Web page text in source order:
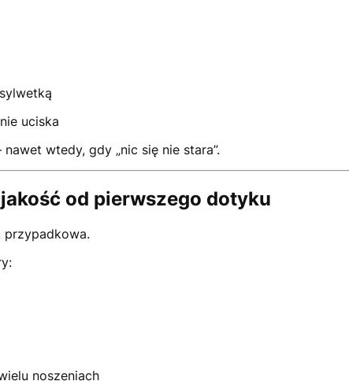
uciska
nawet wtedy, gdy „nic się nie stara”.
od pierwszego dotyku
przypadkowa.
noszeniach